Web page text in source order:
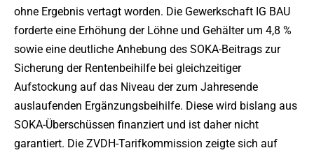
ohne Ergebnis vertagt worden. Die Gewerkschaft IG BAU
forderte eine Erhöhung der Löhne und Gehälter um 4,8 %
sowie eine deutliche Anhebung des SOKA-Beitrags zur
Sicherung der Rentenbeihilfe bei gleichzeitiger
Aufstockung auf das Niveau der zum Jahresende
auslaufenden Ergänzungsbeihilfe. Diese wird bislang aus
SOKA-Überschüssen finanziert und ist daher nicht
garantiert. Die ZVDH-Tarifkommission zeigte sich auf